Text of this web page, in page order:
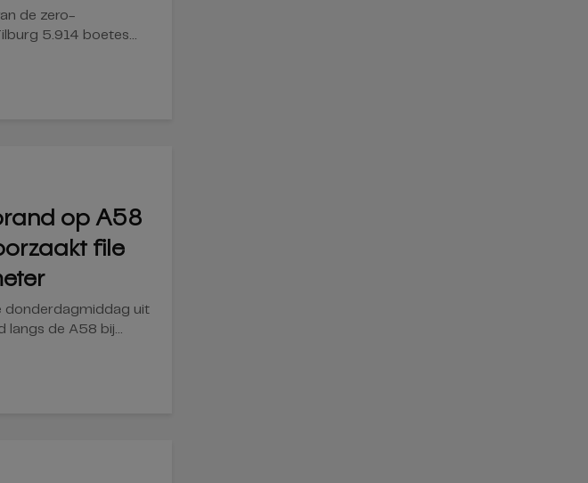
de zero-
5.914 boetes...
op A58
file
donderdagmiddag uit
langs de A58 bij...